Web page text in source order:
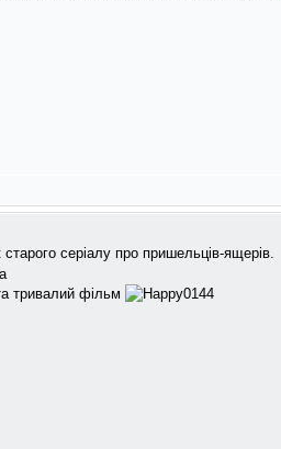
старого серіалу про пришельців-ящерів.
тривалий фільм